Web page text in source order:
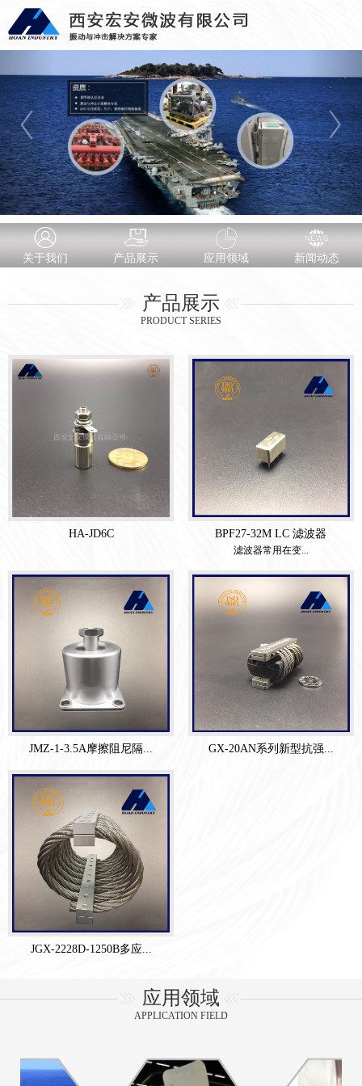
关于我们 产品展示 应用领域 新闻动态
产品展示
PRODUCT SERIES
HA-JD6C BPF27-32M LC 滤波器
滤波器常用在变...
JMZ-1-3.5A摩擦阻尼隔... GX-20AN系列新型抗强...
JGX-2228D-1250B多应...
应用领域
APPLICATION FIELD